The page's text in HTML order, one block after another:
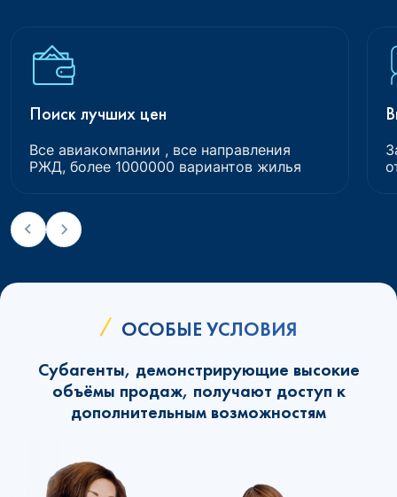
Поиск лучших цен
Все авиакомпании , все направления
РЖД, более 1000000 вариантов жилья
ОСОБЫЕ УСЛОВИЯ
Субагенты, демонстрирующие высокие
объёмы продаж, получают доступ к
дополнительным возможностям